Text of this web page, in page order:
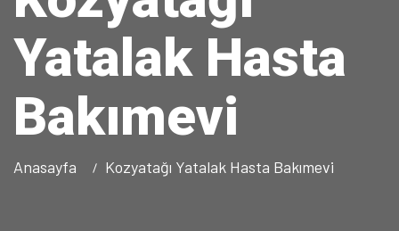
Yatalak Hasta
Bakımevi
Anasayfa Kozyatağı Yatalak Hasta Bakımevi